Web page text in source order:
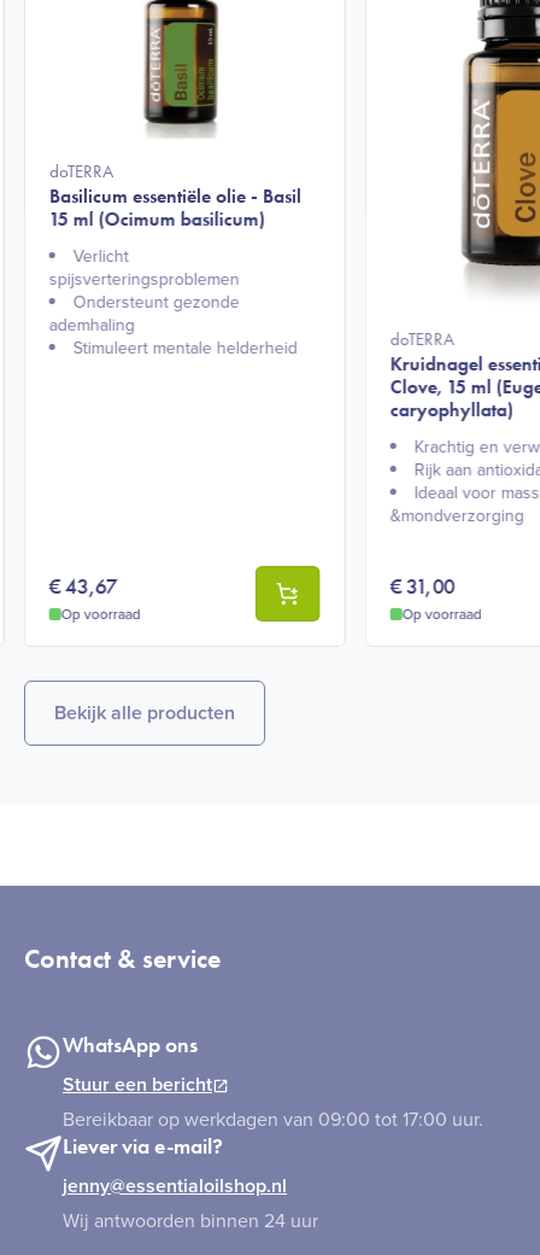
doTERRA
Basilicum essentiële olie - Basil
15 ml (Ocimum basilicum)
Verlicht
spijsverteringsproblemen
Ondersteunt gezonde
ademhaling
Stimuleert mentale helderheid
€43,67
Op voorraad
doTERRA
Kruidnagel
Clove, 15 ml
caryophyllata)
Krachtig en
Rijk aan
Ideaal voor
&mondverzorging
€31,00
Op voorraad
Bekijk alle producten
Contact & service
WhatsApp ons
Stuur een bericht
Bereikbaar op werkdagen van 09:00 tot 17:00 uur.
Liever via e-mail?
jenny@essentialoilshop.nl
Wij antwoorden binnen 24 uur